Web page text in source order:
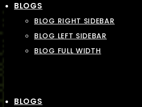
BLOGS
BLOG RIGHT SIDEBAR
BLOG LEFT SIDEBAR
BLOG FULL WIDTH
BLOGS